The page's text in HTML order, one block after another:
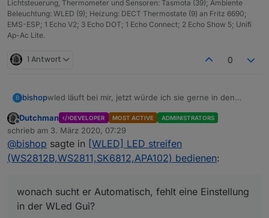
Lichtsteuerung, Thermometer und Sensoren: Tasmota (39); Ambiente
Beleuchtung: WLED (9); Heizung: DECT Thermostate (9) an Fritz 6690;
EMS-ESP; 1 Echo V2; 3 Echo DOT; 1 Echo Connect; 2 Echo Show 5; Unifi
Ap-Ac Lite.
1 Antwort 0
B bishopwled läuft bei mir, jetzt würde ich sie gerne in den
Mit dem Adapter tut sich aber leider nichts bekomme
nur eine fehlermeldung.
im Adapter habe ich keine Möglichkeit etwas
einzutragen.
Dutchman
vielen dank das mit den Segmenten sollte
Treppenstufen.
Habe aber auf Github schon das issue gesehene das
einer mehr möchte es aber wegen beschränkung des
wonach sucht er Automatisch, fehlt eine Einstellung in
der WLed Gui?
Offline
Dutchman DEVELOPER MOST ACTIVE ADMINISTRATORS
schrieb am 3. März 2020, 07:29
zuletzt editiert von
@bishop sagte in [WLED] LED streifen
(WS2812B,WS2811,SK6812,APA102) bedienen:
wonach sucht er Automatisch, fehlt eine Einstellung
in der WLed Gui?